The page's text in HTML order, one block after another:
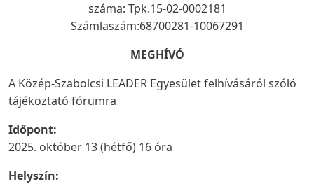
száma: Tpk.15-02-0002181
Számlaszám:68700281-10067291
MEGHÍVÓ
A Közép-Szabolcsi LEADER Egyesület felhívásáról szóló
tájékoztató fórumra
Időpont:
2025. október 13 (hétfő) 16 óra
Helyszín: